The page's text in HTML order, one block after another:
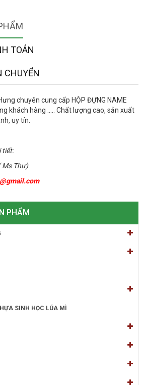
TOÁN
CHUYỂN
chuyên cung cấp HỘP ĐỰNG NAME
khách hàng ..... Chất lượng cao, sản xuất
uy tín.
tiết:
Ms Thư)
PHẨM
SINH HỌC LÚA MÌ